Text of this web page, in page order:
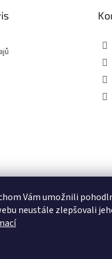
Vám umožnili
neustále zlepšovali